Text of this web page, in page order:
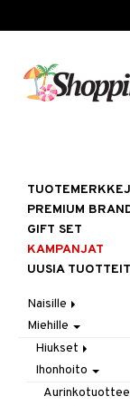
PREMIUM
GIFT SET
KAMPANJAT
UUSIA
Naisille
Hiukset
Gift Set
Harjat / Kammat
Hiuskuurit
Ihonhoito
Aurinkotuotteet
Korut
Kaulakorut
Kosmetiikka
Miehille
Hiukset
Hiustenlähtö
Hiusväri
Ihonhoito